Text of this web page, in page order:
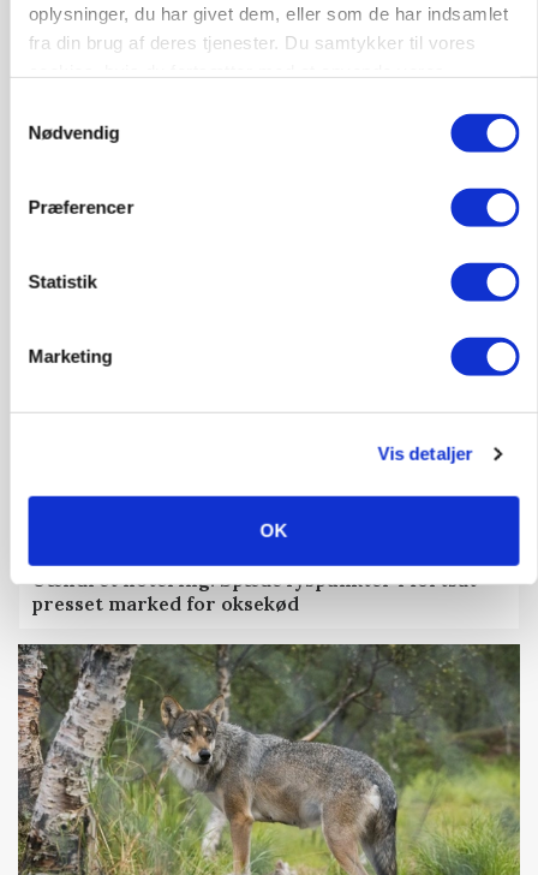
oplysninger, du har givet dem, eller som de har indsamlet
fra din brug af deres tjenester. Du samtykker til vores
Nødvendig
Præferencer
Statistik
Marketing
Vis detaljer
OK
Annonce
Før såmaskinen kører: Her er efterårets største
skadedyrsrisici
Uændret notering: Spæde lyspunkter i fortsat
presset marked for oksekød